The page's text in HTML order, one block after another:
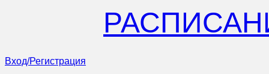
Вход/Регистрация